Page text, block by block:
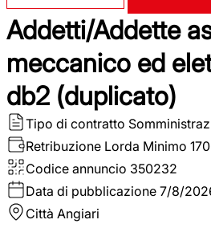
Addetti/Addette
meccanico ed
db2 (duplicato)
Tipo di contratto
Retribuzione Lorda Minimo
Codice annuncio 350232
Data di pubblicazione 7/8/
Città Angiari